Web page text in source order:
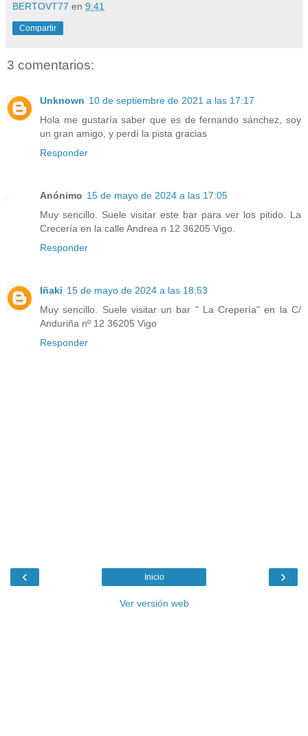
BERTOVT77 en 9:41
Compartir
3 comentarios:
Unknown 10 de septiembre de 2021 a las 17:17
Hola me gustaría saber que es de fernando sánchez, soy
un gran amigo, y perdí la pista gracias
Responder
Anónimo 15 de mayo de 2024 a las 17:05
Muy sencillo. Suele visitar este bar para ver los pitido. La
Crecería en la calle Andrea n 12 36205 Vigo.
Responder
Iñaki 15 de mayo de 2024 a las 18:53
Muy sencillo. Suele visitar un bar " La Crepería" en la C/
Anduriña nº 12 36205 Vigo
Responder
‹ ›
Inicio
Ver versión web